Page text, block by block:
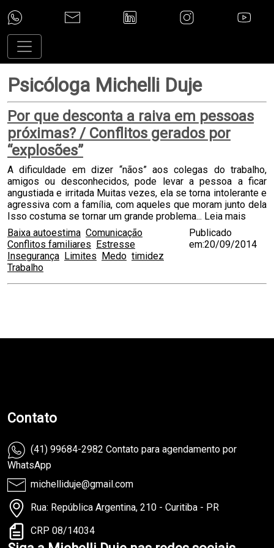
Psicóloga Michelli Duje
Por que desconta a raiva em pessoas
próximas? / Conflitos gerados por
“explosões”
A dificuldade em dizer “nãos” aos colegas do trabalho,
amigos ou desconhecidos, pode levar a pessoa a ficar
angustiada e irritada Muitas vezes, ela se torna intolerante e
agressiva com a família, com aqueles que moram junto dela
Isso costuma se tornar um grande problema... Leia mais
Baixa autoestima Comunicação
Conflitos familiares Estresse
Insegurança Limites Medo timidez
Trabalho
Publicado
em:20/09/2014
Contato
(41) 99684-2982 Contato para agendamento por
WhatsApp
michelliduje@gmail.com
Rua: República Argentina, 210 - Curitiba - PR
CRP 08/14034